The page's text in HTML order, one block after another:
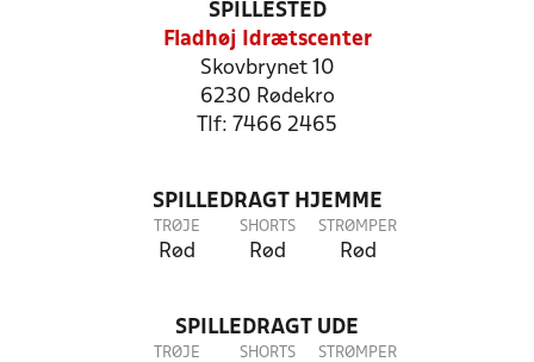
SPILLESTED
Fladhøj Idrætscenter
Skovbrynet 10
6230 Rødekro
Tlf: 7466 2465
SPILLEDRAGT HJEMME
TRØJE
Rød
SHORTS
Rød
STRØMPER
Rød
SPILLEDRAGT UDE
TRØJE SHORTS STRØMPER